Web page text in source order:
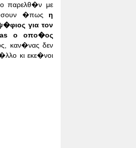
παρελθ�ν με
�πωςη
για τον
οοπο�ος
καν�νας δεν
κι εκε�νοι